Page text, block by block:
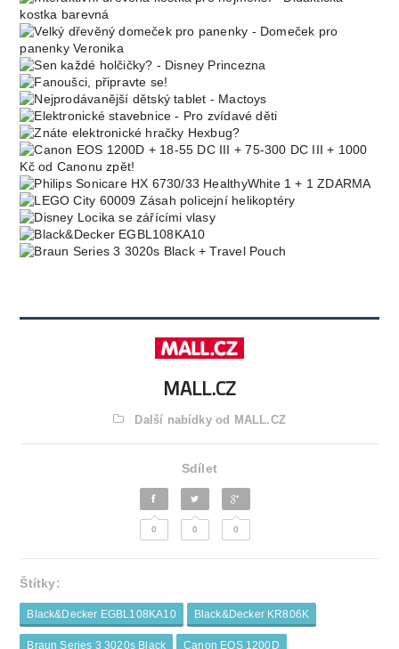
MALL.CZ
Další nabídky od MALL.CZ
Sdílet
0 0 0
Štítky:
Black&Decker EGBL108KA10 Black&Decker KR806K
Braun Series 3 3020s Black Canon EOS 1200D